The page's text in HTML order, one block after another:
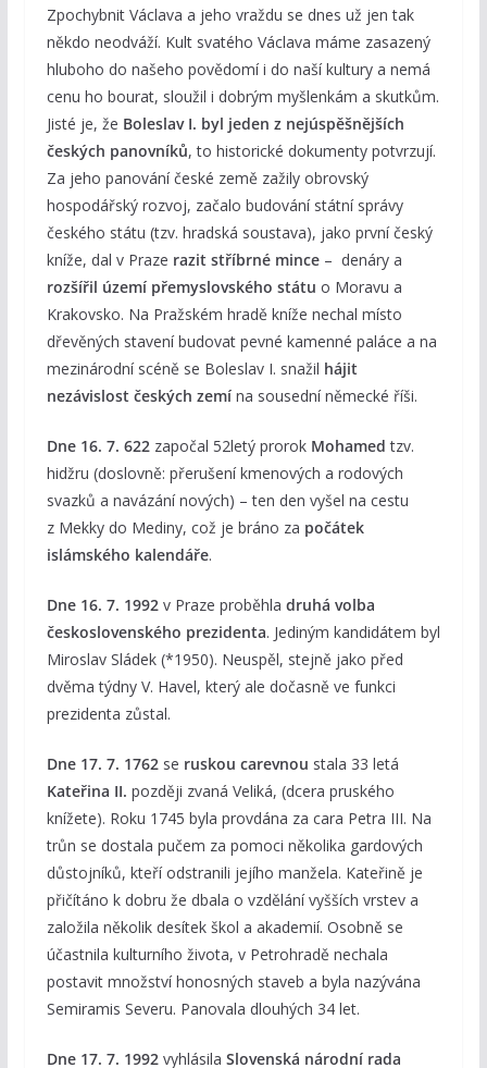
Zpochybnit Václava a jeho vraždu se dnes už jen tak
někdo neodváží. Kult svatého Václava máme zasazený
hluboho do našeho povědomí i do naší kultury a nemá
cenu ho bourat, sloužil i dobrým myšlenkám a skutkům.
Jisté je, že Boleslav I. byl jeden z nejúspěšnějších
českých panovníků, to historické dokumenty potvrzují.
Za jeho panování české země zažily obrovský
hospodářský rozvoj, začalo budování státní správy
českého státu (tzv. hradská soustava), jako první český
kníže, dal v Praze razit stříbrné mince– denáry a
rozšířil území přemyslovského státu o Moravu a
Krakovsko. Na Pražském hradě kníže nechal místo
dřevěných stavení budovat pevné kamenné paláce a na
mezinárodní scéně se Boleslav I. snažil hájit
nezávislost českých zemína sousední německé říši.
Dne 16. 7. 622započal 52letý prorok Mohamed tzv.
hidžru (doslovně: přerušení kmenových a rodových
svazků a navázání nových) – ten den vyšel na cestu
z Mekky do Mediny, což je bráno za počátek
islámského kalendáře.
Dne 16. 7. 1992v Praze proběhla druhá volba
československého prezidenta. Jediným kandidátem byl
Miroslav Sládek (*1950). Neuspěl, stejně jako před
dvěma týdny V. Havel, který ale dočasně ve funkci
prezidenta zůstal.
Dne 17. 7. 1762se ruskou carevnou stala 33 letá
Kateřina II. později zvaná Veliká, (dcera pruského
knížete). Roku 1745 byla provdána za cara Petra III. Na
trůn se dostala pučem za pomoci několika gardových
důstojníků, kteří odstranili jejího manžela. Kateřině je
přičítáno k dobru že dbala o vzdělání vyšších vrstev a
založila několik desítek škol a akademií. Osobně se
účastnila kulturního života, v Petrohradě nechala
postavit množství honosných staveb a byla nazývána
Semiramis Severu. Panovala dlouhých 34 let.
Dne 17. 7. 1992 vyhlásila Slovenská národní rada